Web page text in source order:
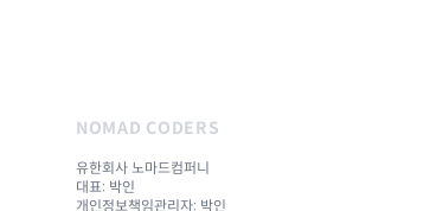
NOMAD CODERS
유한회사 노마드컴퍼니
대표: 박인
개인정보책임관리자: 박인